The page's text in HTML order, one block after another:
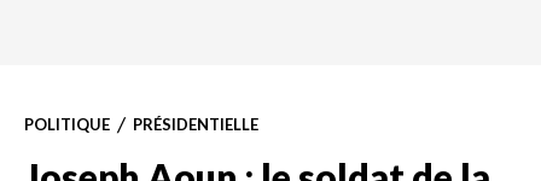
POLITIQUE PRÉSIDENTIELLE